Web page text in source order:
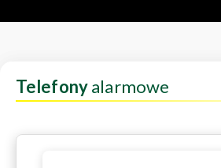
Telefonyalarmowe